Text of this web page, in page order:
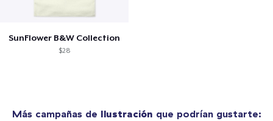
SunFlower B&W Collection
$28
Más campañas de Ilustración que podrían gustarte: